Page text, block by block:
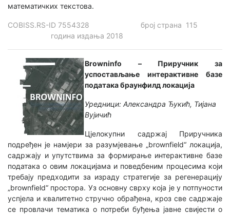
математичких текстова.
COBISS.RS-ID 7554328 број страна 115
година издања 2018
Browninfo – Приручник за
успостављање интерактивне базе
података браунфилд локација
Уредници: Александра Ђукић, Тијана
Вујичић
Цјелокупни садржај Приручника
подређен је намјери за разумјевање „brownfield“ локација,
садржају и упутствима за формирање интерактивне базе
података о овим локацијама и поведбеним процесима који
требају предходити за израду стратегије за регенерацију
„brownfield“ простора. Уз основну сврху која је у потпуности
успјела и квалитетно стручно обрађена, кроз све садржаје
се провлачи тематика о потреби буђења јавне свијести о